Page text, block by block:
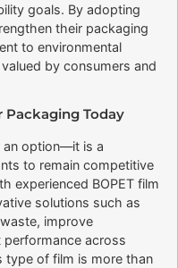
goals. By adopting
their packaging
to environmental
by consumers and
Packaging Today
an option—it is a
to remain competitive
experienced BOPET film
solutions such as
improve
performance across
type of film is more than